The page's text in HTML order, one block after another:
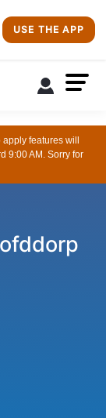
USE THE APP
features will
9:00 AM. Sorry for